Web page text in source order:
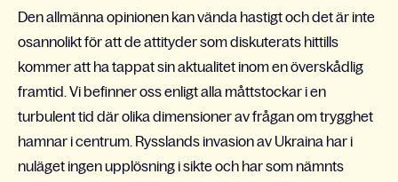
Den allmänna opinionen kan vända hastigt och det är inte
osannolikt för att de attityder som diskuterats hittills
kommer att ha tappat sin aktualitet inom en överskådlig
framtid. Vi befinner oss enligt alla måttstockar i en
turbulent tid där olika dimensioner av frågan om trygghet
hamnar i centrum. Rysslands invasion av Ukraina har i
nuläget ingen upplösning i sikte och har som nämnts